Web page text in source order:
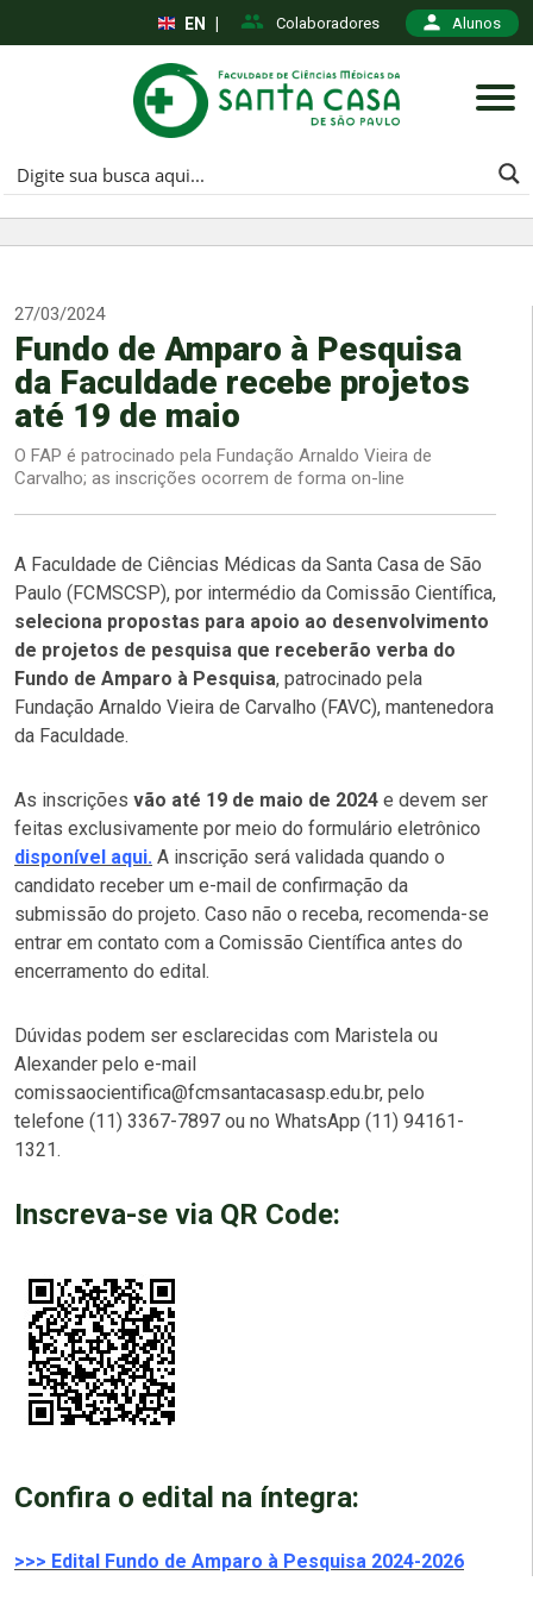
Colaboradores Alunos
EN
27/03/2024
Fundo de Amparo à Pesquisa
da Faculdade recebe projetos
até 19 de maio
O FAP é patrocinado pela Fundação Arnaldo Vieira de
Carvalho; as inscrições ocorrem de forma on-line
A Faculdade de Ciências Médicas da Santa Casa de São
Paulo (FCMSCSP), por intermédio da Comissão Científica,
seleciona propostas para apoio ao desenvolvimento
de projetos de pesquisa que receberão verba do
Fundo de Amparo à Pesquisa, patrocinado pela
Fundação Arnaldo Vieira de Carvalho (FAVC), mantenedora
da Faculdade.
As inscrições vão até 19 de maio de 2024 e devem ser
feitas exclusivamente por meio do formulário eletrônico
disponível aqui. A inscrição será validada quando o
candidato receber um e-mail de confirmação da
submissão do projeto. Caso não o receba, recomenda-se
entrar em contato com a Comissão Científica antes do
encerramento do edital.
Dúvidas podem ser esclarecidas com Maristela ou
Alexander pelo e-mail
comissaocientifica@fcmsantacasasp.edu.br, pelo
telefone (11) 3367-7897 ou no WhatsApp (11) 94161-
1321.
Inscreva-se via QR Code:
Confira o edital na íntegra:
>>> Edital Fundo de Amparo à Pesquisa 2024-2026